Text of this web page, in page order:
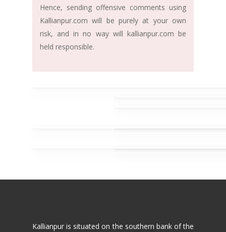
Hence, sending offensive comments using
Kallianpur.com will be purely at your own
risk, and in no way will kallianpur.com be
held responsible.
Kallianpur is situated on the southern bank of the